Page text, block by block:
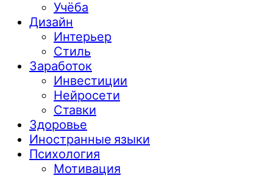
Учёба
Дизайн
Интерьер
Стиль
Заработок
Инвестиции
Нейросети
Ставки
Здоровье
Иностранные языки
Психология
Мотивация